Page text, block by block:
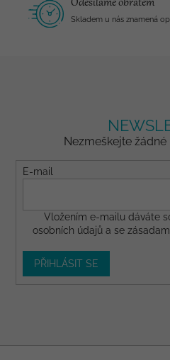
Odesíláme obratem
Skladem u nás znamená
Nezmeškejte
E-mail
Vložením e-mailu dáváte
osobních údajů a se
PŘIHLÁSIT SE